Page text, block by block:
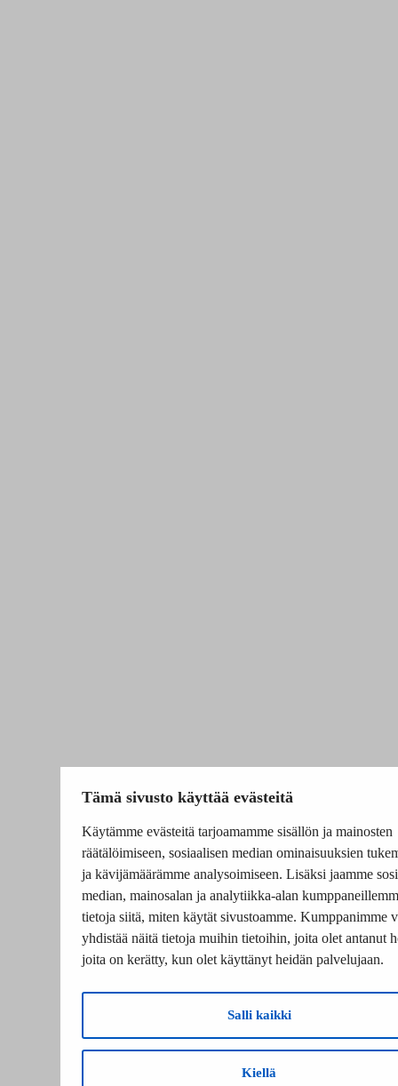
Tämä sivusto käyttää evästeitä
Käytämme evästeitä tarjoamamme sisällön ja mainosten
räätälöimiseen, sosiaalisen median ominaisuuksien
ja kävijämäärämme analysoimiseen. Lisäksi jaamme
median, mainosalan ja analytiikka-alan
tietoja siitä, miten käytät sivustoamme. Kumppanimme
yhdistää näitä tietoja muihin tietoihin, joita olet antanut
joita on kerätty, kun olet käyttänyt heidän palvelujaan.
Salli kaikki
Kiellä